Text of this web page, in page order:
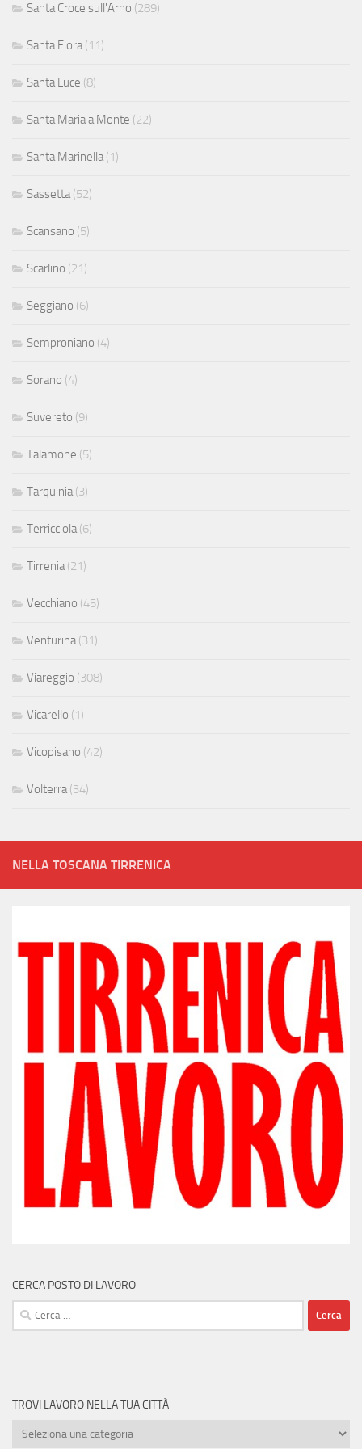
Santa Croce sull'Arno (289)
Santa Fiora (11)
Santa Luce (8)
Santa Maria a Monte (22)
Santa Marinella (1)
Sassetta (52)
Scansano (5)
Scarlino (21)
Seggiano (6)
Semproniano (4)
Sorano (4)
Suvereto (9)
Talamone (5)
Tarquinia (3)
Terricciola (6)
Tirrenia (21)
Vecchiano (45)
Venturina (31)
Viareggio (308)
Vicarello (1)
Vicopisano (42)
Volterra (34)
NELLA TOSCANA TIRRENICA
CERCA POSTO DI LAVORO
Ricerca
per:
TROVI LAVORO NELLA TUA CITTÀ
Trovi